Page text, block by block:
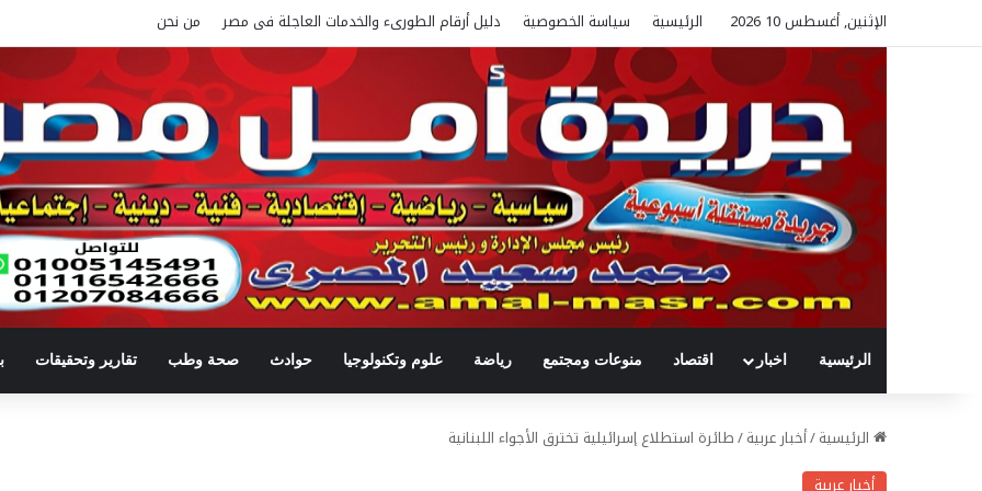
الإثنين, أغسطس 10 2026 الرئيسية سياسة الخصوصية دليل أرقام الطورىء والخدمات العاجلة فى مصر من نحن
الرئيسية اخبار اقتصاد منوعات ومجتمع رياضة علوم وتكنولوجيا حوادث صحة وطب تقارير وتحقيقات
الرئيسية/أخبار عربية/طائرة استطلاع إسرائيلية تخترق الأجواء اللبنانية
أخبار عربية